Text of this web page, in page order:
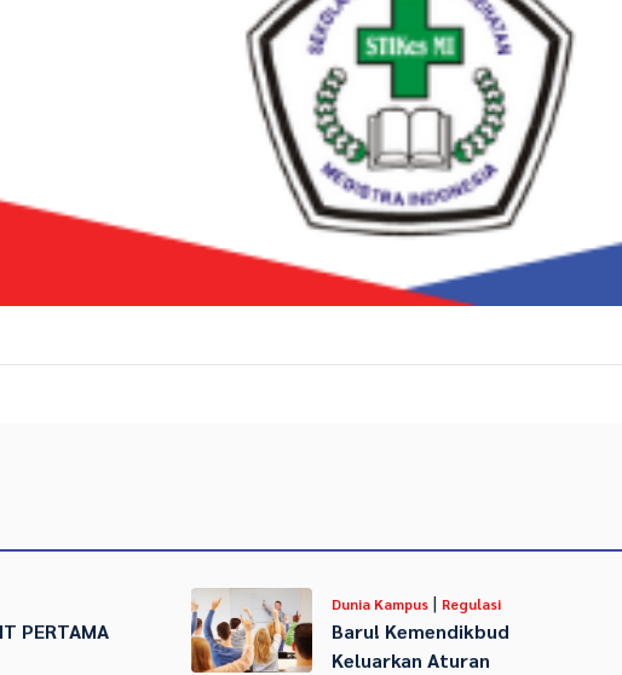
PERTAMA
Dunia Kampus | Regulasi
Baru! Kemendikbud
Keluarkan Aturan